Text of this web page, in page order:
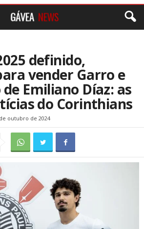
definido,
vender Garro e
Emiliano Díaz: as
do Corinthians
outubro de 2024